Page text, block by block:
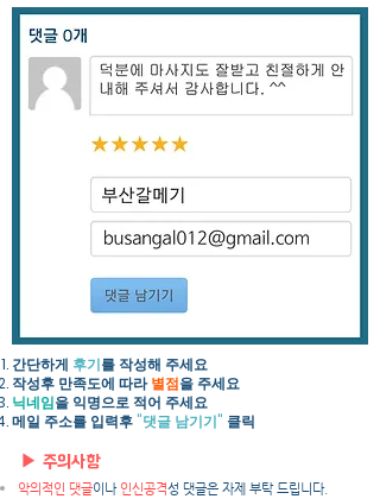
간단하게 후기를 작성해 주세요​
작성후 만족도에 따라별점을 주세요
닉네임을 익명으로 적어 주세요
​메일 주소를 입력후"댓글 남기기" 클릭
▶ 주의사항
악의적인 댓글이나인신공격성 댓글은 자제 부탁 드립니다.